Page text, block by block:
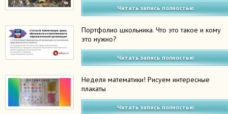
Читать запись полностью
Портфолио школьника. Что это такое и кому
это нужно?
Читать запись полностью
Неделя математики! Рисуем интересные
плакаты
Читать запись полностью